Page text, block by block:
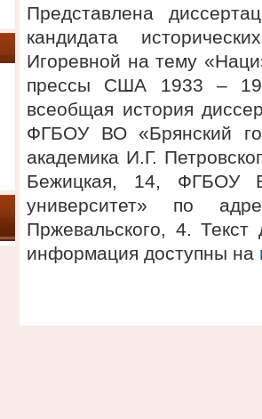
Представлена
кандидата
Игоревной на тему
прессы США 1933 –
всеобщая история
ФГБОУ ВО «Брянский
академика И.Г.
Бежицкая, 14, ФГБОУ
университет» по
Пржевальского, 4. Текст
информация доступны на